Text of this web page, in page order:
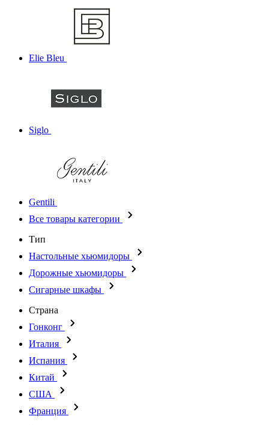
Elie Bleu
Siglo
Gentili
Все товары категории
Тип
Настольные хьюмидоры
Дорожные хьюмидоры
Сигарные шкафы
Страна
Гонконг
Италия
Испания
Китай
США
Франция